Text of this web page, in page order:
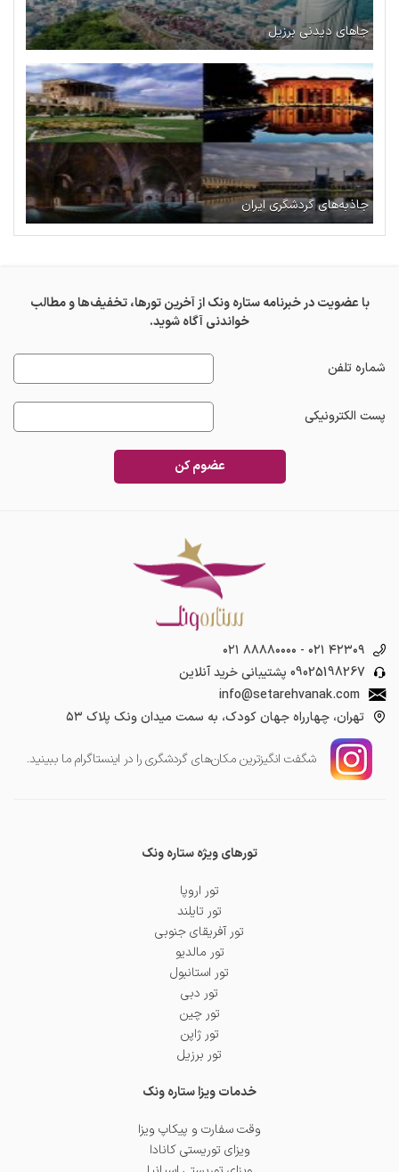
جاهای دیدنی برزیل
جاذبه‌های گردشگری ایران
با عضویت در خبرنامه ستاره ونک از آخرین تورها، تخفیف‌ها و مطالب
خواندنی آگاه شوید.
شماره تلفن
پست الکترونیکی
عضوم کن
۰۲۱ ۸۸۸۸۰۰۰۰ - ۰۲۱ ۴۲۳۰۹
09025198267 پشتیبانی خرید آنلاین
info@setarehvanak.com
تهران، چهارراه جهان کودک، به سمت میدان ونک پلاک ۵۳
شگفت انگیز‌ترین مکان‌های گردشگری را در اینستاگرام ما ببینید.
تورهای ویژه ستاره ونک
تور اروپا
تور تایلند
تور آفریقای جنوبی
تور مالدیو
تور استانبول
تور دبی
تور چین
تور ژاپن
تور برزیل
خدمات ویزا ستاره ونک
وقت سفارت و پیکاپ ویزا
ویزای توریستی کانادا